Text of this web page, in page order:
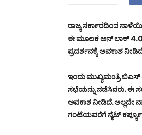
ರಾಜ್ಯ ಸರ್ಕಾರದಿಂದ
ಈ ಮೂಲಕ ಅನ್ ಲಾಕ್ 4.0
ಪ್ರದರ್ಶನಕ್ಕೆ ಅವಕಾಶ
ಇಂದು ಮುಖ್ಯಮಂತ್ರಿ
ಸಭೆಯನ್ನು ನಡೆಸಿದರು. ಈ
ಅವಕಾಶ ನೀಡಿದೆ. ಅಲ್ಲದೇ
ಗಂಟೆಯವರೆಗೆ ನೈಟ್